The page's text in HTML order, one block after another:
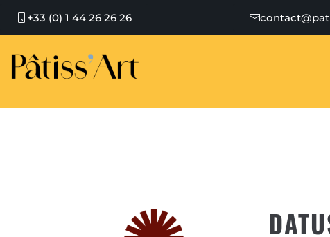
+33 (0) 1 44 26 26 26